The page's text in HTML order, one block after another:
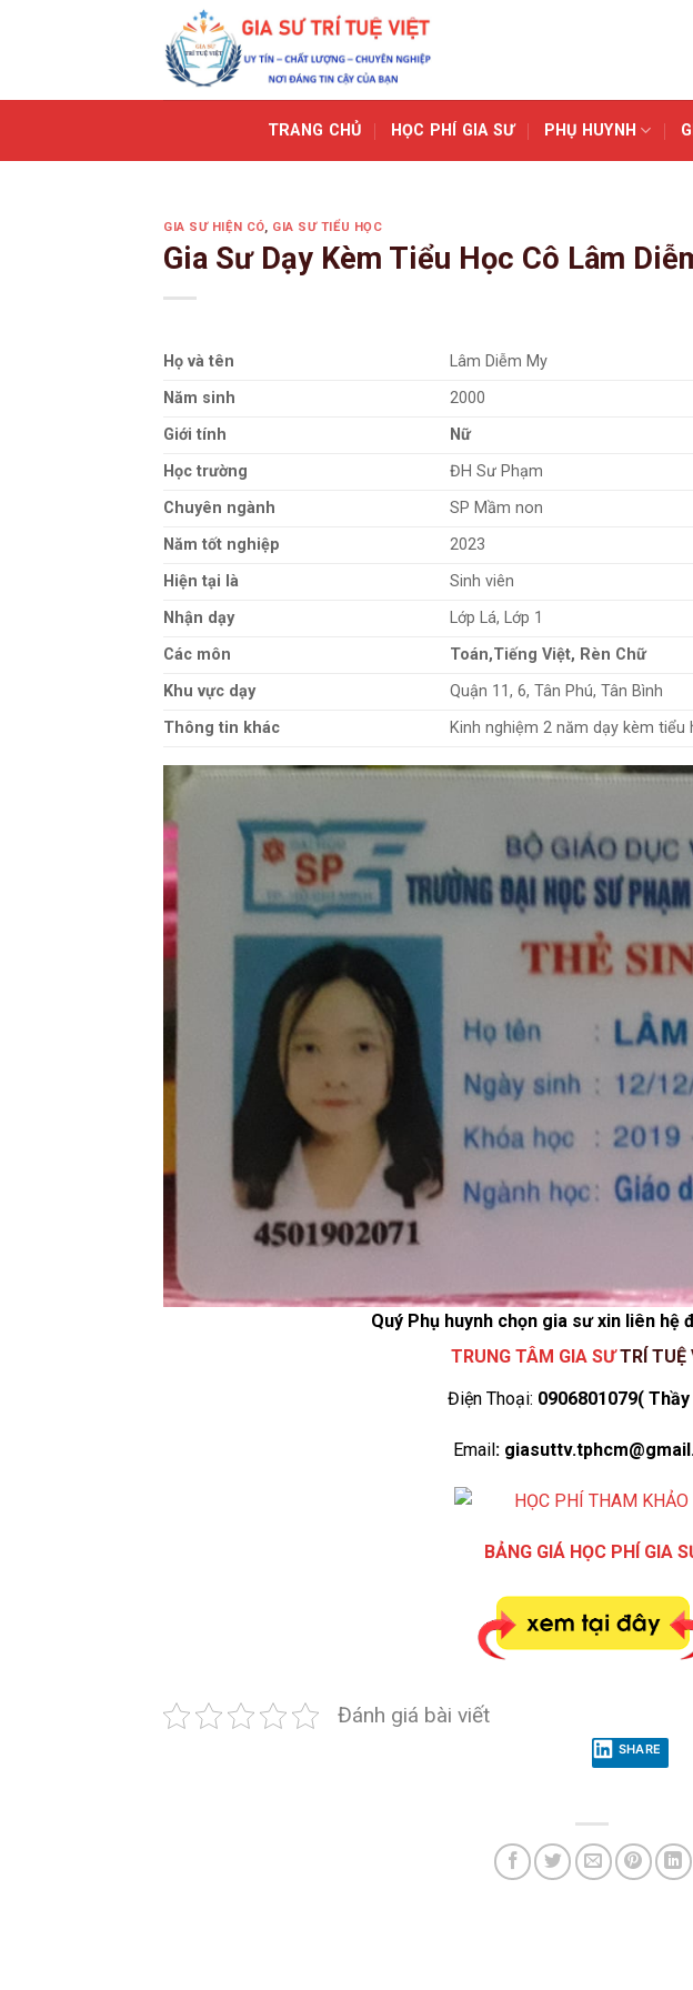
TRANG CHỦ HỌC PHÍ GIA SƯ PHỤ HUYNH
GIA SƯ HIỆN CÓ, GIA SƯ TIỂU HỌC
Gia Sư Dạy Kèm Tiểu Học Cô Lâm
Họ và tên
Lâm Diễm My
Năm sinh
2000
Giới tính
Nữ
Học trường
ĐH Sư Phạm
Chuyên ngành
SP Mầm non
Năm tốt nghiệp
2023
Hiện tại là
Sinh viên
Nhận dạy
Lớp Lá, Lớp 1
Các môn
Toán,Tiếng Việt, Rèn Chữ
Khu vực dạy
Quận 11, 6, Tân Phú, Tân Bình
Thông tin khác
Kinh nghiệm 2 năm dạy kèm
Quý Phụ huynh chọn gia sư xin liên hệ
TRUNG TÂM GIA SƯTRÍ TUỆ
Điện Thoại: 0906801079( Thầy
Email:
BẢNG GIÁ HỌC PHÍ GIA
Đánh giá bài viết
SHARE